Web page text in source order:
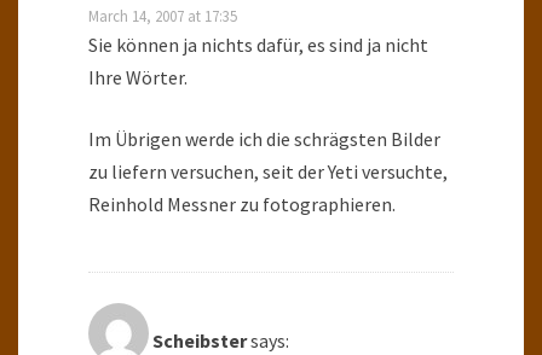
March 14, 2007 at 17:35
Sie können ja nichts dafür, es sind ja nicht
Ihre Wörter.
Im Übrigen werde ich die schrägsten Bilder
zu liefern versuchen, seit der Yeti versuchte,
Reinhold Messner zu fotographieren.
Scheibstersays: